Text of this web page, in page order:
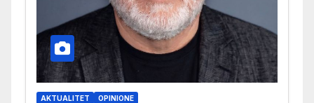
AKTUALITET OPINIONE